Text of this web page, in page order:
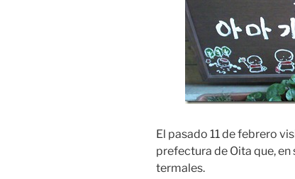
El pasado 11 de febrero
prefectura de Oita que,
termales.